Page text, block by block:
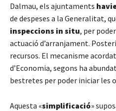
Dalmau, els ajuntaments
de despeses a la Generalitat,
inspeccions in situ, per
actuació d’arranjament.
recursos. El mecanisme
d’Economia, segons ha
bestretes per poder iniciar les
Aquesta «simplificació»